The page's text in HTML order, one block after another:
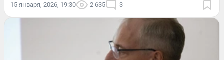
15 января, 2026, 19:30 2 635 3